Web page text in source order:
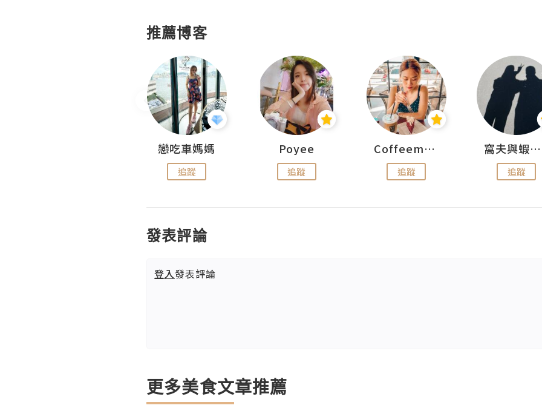
推薦博客
戀吃車媽媽
追蹤
Poyee
追蹤
Coffeemeetjojo
追蹤
窩夫與蝦子餅
追蹤
發表評論
登入發表評論
更多美食文章推薦